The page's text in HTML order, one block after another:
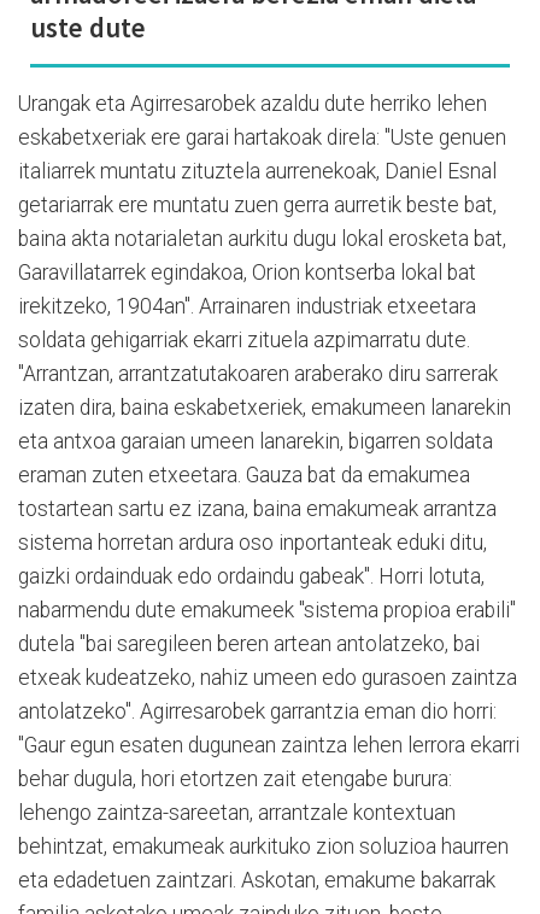
uste dute
Urangak eta Agirresarobek azaldu dute herriko lehen
eskabetxeriak ere garai hartakoak direla: "Uste genuen
italiarrek muntatu zituztela aurrenekoak, Daniel Esnal
getariarrak ere muntatu zuen gerra aurretik beste bat,
baina akta notarialetan aurkitu dugu lokal erosketa bat,
Garavillatarrek egindakoa, Orion kontserba lokal bat
irekitzeko, 1904an". Arrainaren industriak etxeetara
soldata gehigarriak ekarri zituela azpimarratu dute.
"Arrantzan, arrantzatutakoaren araberako diru sarrerak
izaten dira, baina eskabetxeriek, emakumeen lanarekin
eta antxoa garaian umeen lanarekin, bigarren soldata
eraman zuten etxeetara. Gauza bat da emakumea
tostartean sartu ez izana, baina emakumeak arrantza
sistema horretan ardura oso inportanteak eduki ditu,
gaizki ordainduak edo ordaindu gabeak". Horri lotuta,
nabarmendu dute emakumeek "sistema propioa erabili"
dutela "bai saregileen beren artean antolatzeko, bai
etxeak kudeatzeko, nahiz umeen edo gurasoen zaintza
antolatzeko". Agirresarobek garrantzia eman dio horri:
"Gaur egun esaten dugunean zaintza lehen lerrora ekarri
behar dugula, hori etortzen zait etengabe burura:
lehengo zaintza-sareetan, arrantzale kontextuan
behintzat, emakumeak aurkituko zion soluzioa haurren
eta edadetuen zaintzari. Askotan, emakume bakarrak